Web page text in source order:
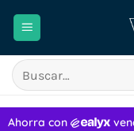
Buscar
por: